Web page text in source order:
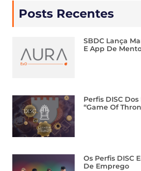
Posts Recentes
SBDC Lança
E App De
Perfis DISC
“Game Of
Os Perfis DISC
De Emprego